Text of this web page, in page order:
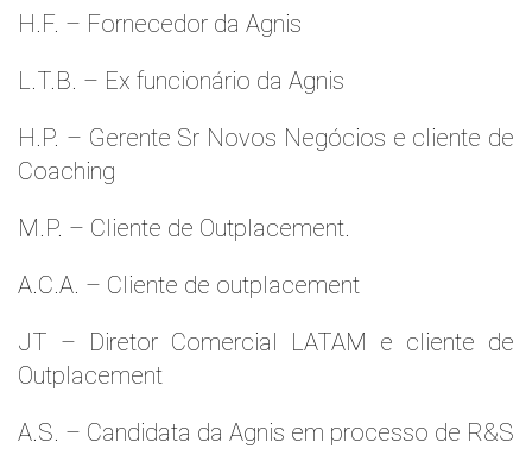
H.F. – Fornecedor da Agnis
L.T.B. – Ex funcionário da Agnis
H.P. – Gerente Sr Novos Negócios e cliente de
Coaching
M.P. – Cliente de Outplacement.
A.C.A. – Cliente de outplacement
JT – Diretor Comercial LATAM e cliente de
Outplacement
A.S. – Candidata da Agnis em processo de R&S